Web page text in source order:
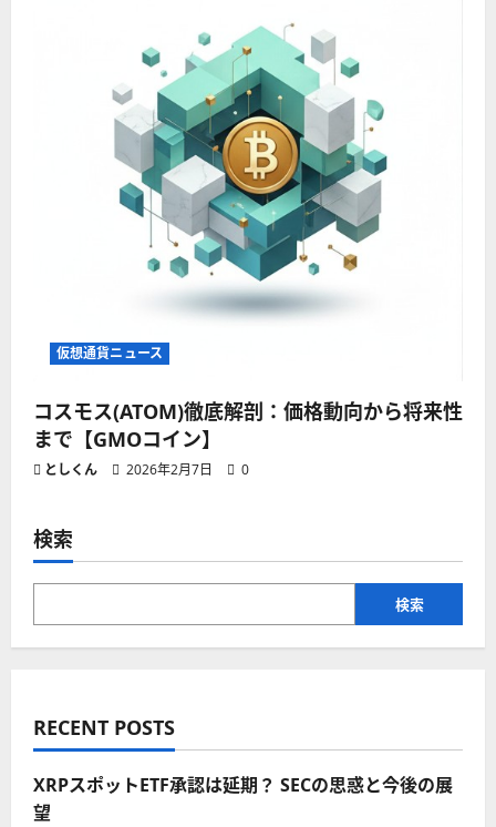
仮想通貨ニュース
コスモス(ATOM)徹底解剖：価格動向から将来性
まで【GMOコイン】
としくん 2026年2月7日 0
検索
検索
RECENT POSTS
XRPスポットETF承認は延期？ SECの思惑と今後の展
望